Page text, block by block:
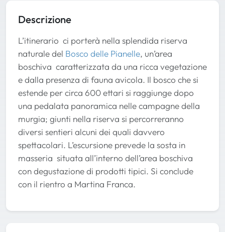
Descrizione
L’itinerario ci porterà nella splendida riserva
naturale del Bosco delle Pianelle, un’area
boschiva caratterizzata da una ricca vegetazione
e dalla presenza di fauna avicola. Il bosco che si
estende per circa 600 ettari si raggiunge dopo
una pedalata panoramica nelle campagne della
murgia; giunti nella riserva si percorreranno
diversi sentieri alcuni dei quali davvero
spettacolari. L’escursione prevede la sosta in
masseria situata all’interno dell’area boschiva
con degustazione di prodotti tipici. Si conclude
con il rientro a Martina Franca.